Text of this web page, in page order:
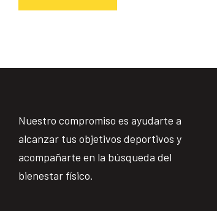
Nuestro compromiso es ayudarte a
alcanzar tus objetivos deportivos y
acompañarte en la búsqueda del
bienestar físico.